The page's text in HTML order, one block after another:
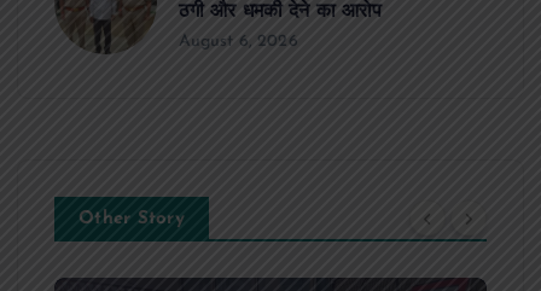
ठगी और धमकी देने का आरोप
August 6, 2026
Other Story